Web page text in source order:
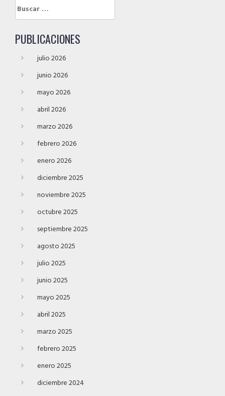
Buscar:
PUBLICACIONES
julio 2026
junio 2026
mayo 2026
abril 2026
marzo 2026
febrero 2026
enero 2026
diciembre 2025
noviembre 2025
octubre 2025
septiembre 2025
agosto 2025
julio 2025
junio 2025
mayo 2025
abril 2025
marzo 2025
febrero 2025
enero 2025
diciembre 2024